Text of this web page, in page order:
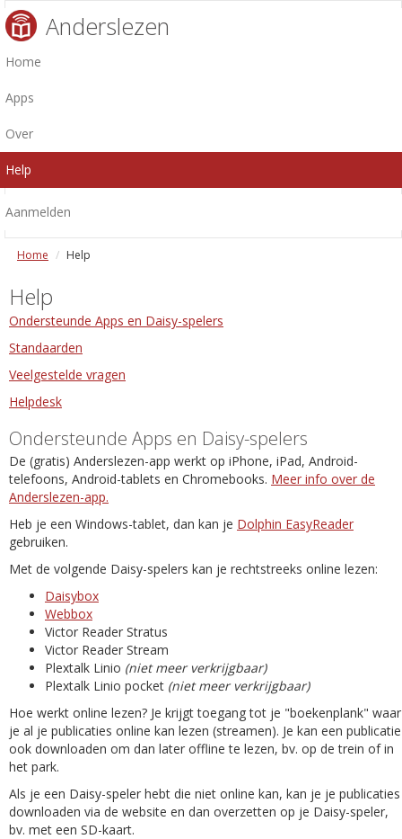
Anderslezen
Home
Apps
Over
Help
Aanmelden
Home Help
Help
Ondersteunde Apps en Daisy-spelers
Standaarden
Veelgestelde vragen
Helpdesk
Ondersteunde Apps en Daisy-spelers
De (gratis) Anderslezen-app werkt op iPhone, iPad, Android-
telefoons, Android-tablets en Chromebooks. Meer info over de
Anderslezen-app.
Heb je een Windows-tablet, dan kan je Dolphin EasyReader
gebruiken.
Met de volgende Daisy-spelers kan je rechtstreeks online lezen:
Daisybox
Webbox
Victor Reader Stratus
Victor Reader Stream
Plextalk Linio (niet meer verkrijgbaar)
Plextalk Linio pocket (niet meer verkrijgbaar)
Hoe werkt online lezen? Je krijgt toegang tot je "boekenplank" waar
je al je publicaties online kan lezen (streamen). Je kan een publicatie
ook downloaden om dan later offline te lezen, bv. op de trein of in
het park.
Als je een Daisy-speler hebt die niet online kan, kan je je publicaties
downloaden via de website en dan overzetten op je Daisy-speler,
bv. met een SD-kaart.